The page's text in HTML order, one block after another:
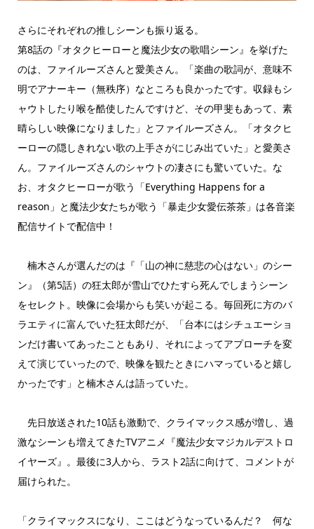
さらにそれぞれの推しシーンも振り返る。
第8話の『オタクヒーローと魔法少女の歌唱シーン』を挙げた
のは、ファイルーズさんと愛美さん。「楽曲の歌詞が、意味不
明でアナーキー（無秩序）なところも良かったです。収録もシ
ャウトしたり喉を酷使したんですけど、その甲斐もあって、素
晴らしい映像になりました」とファイルーズさん。「オタクヒ
ーローの隠しきれない歌の上手さがにじみ出ていた」と愛美さ
ん。ファイルーズさんのシャウトの凄さにも驚いていた。な
お、オタクヒーローが歌う「Everything Happens for a
reason」と魔法少女たちが歌う「暴走少女愛伝茶茶」は各音楽
配信サイトで配信中！
楠木さんが選んだのは『「山の神に慈悲の心はない」のシー
ン』（第5話）の狂太郎が雪山でひたすら死んでしまうシーン
をセレクト。映像に会場からも笑いが起こる。毎回死に方のバ
ラエティに富んでいた狂太郎だが、「台本にはシチュエーショ
ンだけ書いてあったこともあり、それによってアプローチを変
えて演じていったので、映像を観たときにハマっていると嬉し
かったです」と楠木さんは語っていた。
先日放送された10話も激動で、クライマックス感が増し、過
激なシーンも増えてきたTVアニメ『魔法少女マジカルデストロ
イヤーズ』。最後に3人から、ラスト2話に向けて、コメントが
届けられた。
「クライマックスになり、ここはどうなっているんだ？ 何な